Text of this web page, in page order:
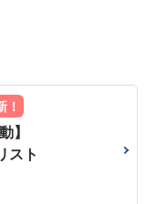
！
】
スト